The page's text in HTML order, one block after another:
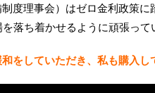
度理事会）はゼロ金利政策
落ち着かせるように頑張って
をしていただき、私も購入し